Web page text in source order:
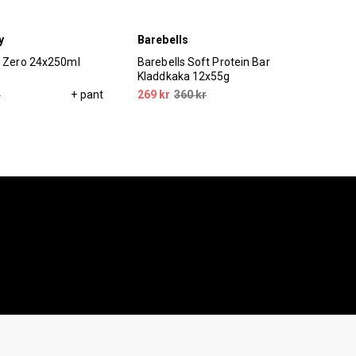
24x250ml
+ pant
Barebells
Barebells Soft Protein Bar
Kladdkaka 12x55g
269 kr 360 kr